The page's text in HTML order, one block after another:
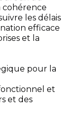
cohérence
les délais
efficace
et la
pour la
et
et des